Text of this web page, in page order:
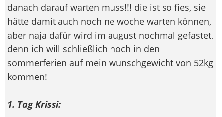
danach darauf warten muss!!! die ist so fies, sie
hätte damit auch noch ne woche warten können,
aber naja dafür wird im august nochmal gefastet,
denn ich will schließlich noch in den
sommerferien auf mein wunschgewicht von 52kg
kommen!
1. Tag Krissi: